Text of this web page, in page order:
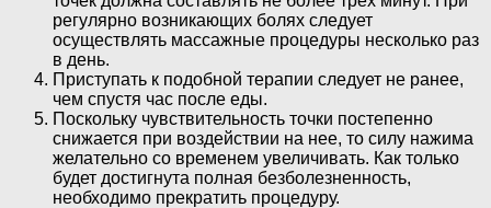
регулярно возникающих болях следует
осуществлять массажные процедуры несколько раз
в день.
Приступать к подобной терапии следует не ранее,
чем спустя час после еды.
Поскольку чувствительность точки постепенно
снижается при воздействии на нее, то силу нажима
желательно со временем увеличивать. Как только
будет достигнута полная безболезненность,
необходимо прекратить процедуру.